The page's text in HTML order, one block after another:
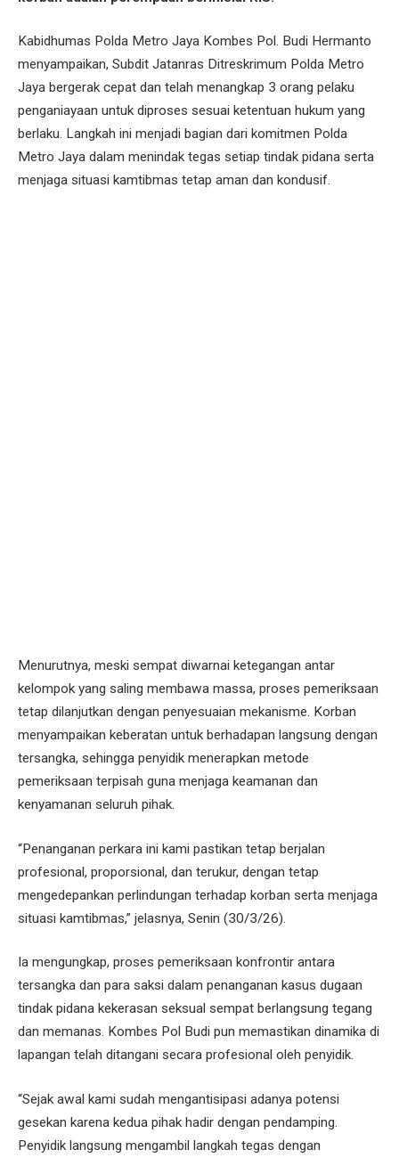
Kabidhumas Polda Metro Jaya Kombes Pol. Budi Hermanto
menyampaikan, Subdit Jatanras Ditreskrimum Polda Metro
Jaya bergerak cepat dan telah menangkap 3 orang pelaku
penganiayaan untuk diproses sesuai ketentuan hukum yang
berlaku. Langkah ini menjadi bagian dari komitmen Polda
Metro Jaya dalam menindak tegas setiap tindak pidana serta
menjaga situasi kamtibmas tetap aman dan kondusif.
Menurutnya, meski sempat diwarnai ketegangan antar
kelompok yang saling membawa massa, proses pemeriksaan
tetap dilanjutkan dengan penyesuaian mekanisme. Korban
menyampaikan keberatan untuk berhadapan langsung dengan
tersangka, sehingga penyidik menerapkan metode
pemeriksaan terpisah guna menjaga keamanan dan
kenyamanan seluruh pihak.
“Penanganan perkara ini kami pastikan tetap berjalan
profesional, proporsional, dan terukur, dengan tetap
mengedepankan perlindungan terhadap korban serta menjaga
situasi kamtibmas,” jelasnya, Senin (30/3/26).
Ia mengungkap, proses pemeriksaan konfrontir antara
tersangka dan para saksi dalam penanganan kasus dugaan
tindak pidana kekerasan seksual sempat berlangsung tegang
dan memanas. Kombes Pol Budi pun memastikan dinamika di
lapangan telah ditangani secara profesional oleh penyidik.
“Sejak awal kami sudah mengantisipasi adanya potensi
gesekan karena kedua pihak hadir dengan pendamping.
Penyidik langsung mengambil langkah tegas dengan